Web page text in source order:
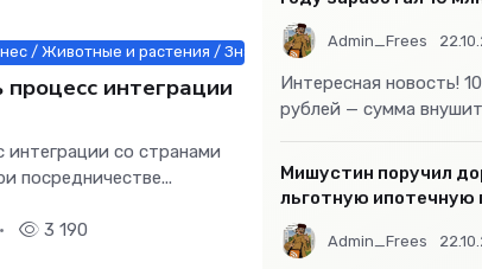
/ Животные и растения / Знакомства / Недвижимость /
интеграции
со странами
посредничестве...
3 190
«Бизнес»
Admin_Frees
Интересная новость!
рублей — сумма
не
Мишустин поручил
льготную ипотечную
- «Бизнес»
Admin_Frees